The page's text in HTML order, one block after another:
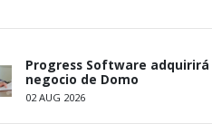
Progress Software adquirirá
negocio de Domo
02 AUG 2026